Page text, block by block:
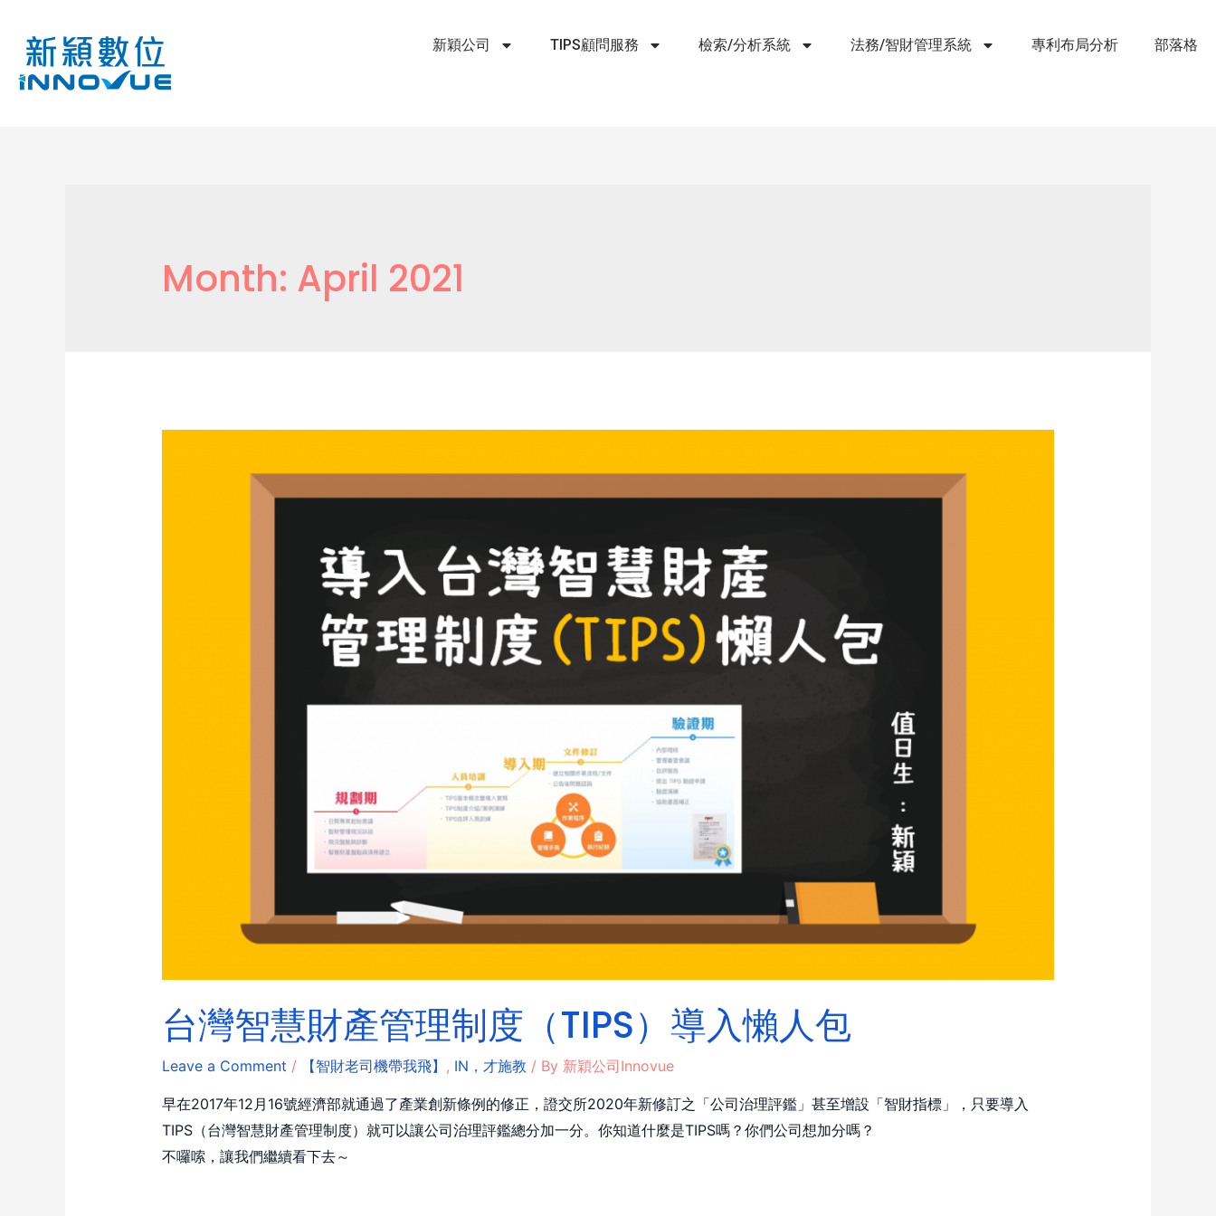
新穎公司 TIPS顧問服務 檢索/分析系統 法務/智財管理系統 專利布局分析 部落格
Month: April 2021
台灣智慧財產管理制度（TIPS）導入懶人包
Leave a Comment / 【智財老司機帶我飛】 , IN，才施教 / By 新穎公司Innovue
早在2017年12月16號經濟部就通過了產業創新條例的修正，證交所2020年新修訂之「公司治理評鑑」甚至增設「智財指標」，只要導入
TIPS（台灣智慧財產管理制度）就可以讓公司治理評鑑總分加一分。你知道什麼是TIPS嗎？你們公司想加分嗎？
不囉嗦，讓我們繼續看下去～